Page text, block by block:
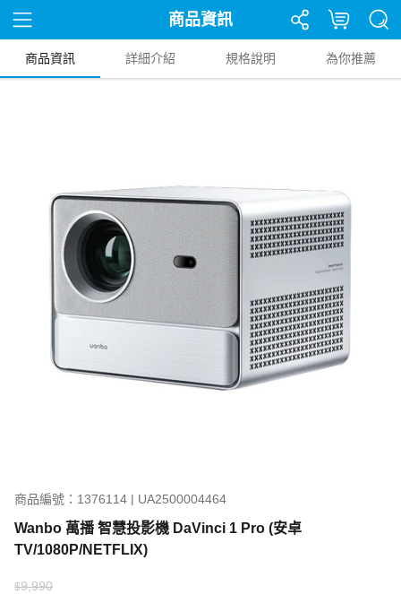
商品資訊
商品資訊 詳細介紹 規格說明 為你推薦
商品編號：1376114 | UA2500004464
Wanbo 萬播 智慧投影機 DaVinci 1 Pro (安卓
TV/1080P/NETFLIX)
$9,990